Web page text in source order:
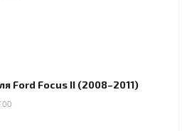
Ford Focus II (2008–2011)